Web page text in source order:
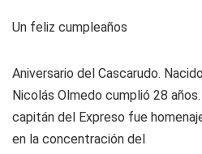
Un feliz cumpleaños
Aniversario del Cascarudo.
Nicolás Olmedo cumplió 28
capitán del Expreso fue
en la concentración del